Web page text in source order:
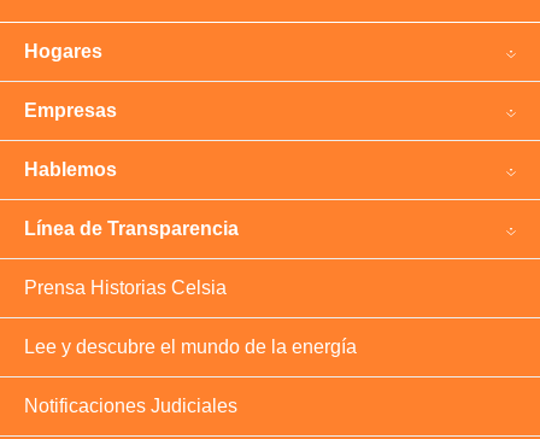
Hogares
Empresas
Prensa Historias Celsia
Lee y descubre el mundo de la energía
Hablemos
Notificaciones Judiciales
Línea de Transparencia